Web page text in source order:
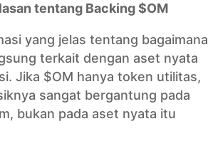
tentang Backing $OM
yang jelas tentang bagaimana
terkait dengan aset nyata
Jika $OM hanya token utilitas,
sangat bergantung pada
bukan pada aset nyata itu